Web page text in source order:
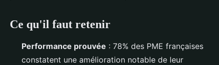
Ce qu'il faut retenir
Performance prouvée : 78% des PME françaises
constatent une amélioration notable de leur